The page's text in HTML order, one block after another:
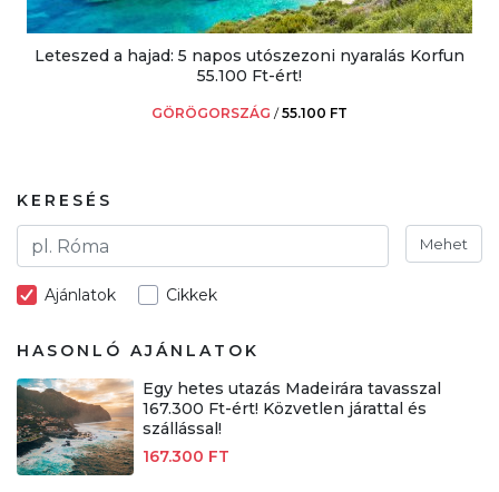
Leteszed a hajad: 5 napos utószezoni nyaralás Korfun
55.100 Ft-ért!
GÖRÖGORSZÁG /55.100 FT
KERESÉS
Mehet
Ajánlatok Cikkek
HASONLÓ AJÁNLATOK
Egy hetes utazás Madeirára tavasszal
167.300 Ft-ért! Közvetlen járattal és
szállással!
167.300 FT